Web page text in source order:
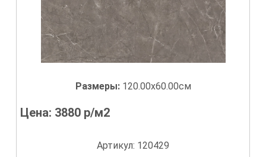
Размеры: 120.00x60.00см
Цена: 3880 р/м2
Артикул: 120429